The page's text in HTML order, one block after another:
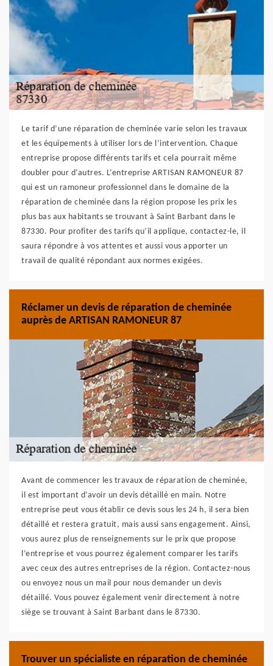
Le tarif d’une réparation de cheminée varie selon les travaux
et les équipements à utiliser lors de l’intervention. Chaque
entreprise propose différents tarifs et cela pourrait même
doubler pour d’autres. L’entreprise ARTISAN RAMONEUR 87
qui est un ramoneur professionnel dans le domaine de la
réparation de cheminée dans la région propose les prix les
plus bas aux habitants se trouvant à Saint Barbant dans le
87330. Pour profiter des tarifs qu’il applique, contactez-le, il
saura répondre à vos attentes et aussi vous apporter un
travail de qualité répondant aux normes exigées.
Réclamer un devis de réparation de cheminée
auprès de ARTISAN RAMONEUR 87
Avant de commencer les travaux de réparation de cheminée,
il est important d’avoir un devis détaillé en main. Notre
entreprise peut vous établir ce devis sous les 24 h, il sera bien
détaillé et restera gratuit, mais aussi sans engagement. Ainsi,
vous aurez plus de renseignements sur le prix que propose
l’entreprise et vous pourrez également comparer les tarifs
avec ceux des autres entreprises de la région. Contactez-nous
ou envoyez nous un mail pour nous demander un devis
détaillé. Vous pouvez également venir directement à notre
siège se trouvant à Saint Barbant dans le 87330.
Trouver un spécialiste en réparation de cheminée